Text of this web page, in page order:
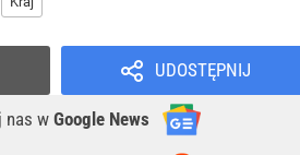
UDOSTĘPNIJ
nas w Google News